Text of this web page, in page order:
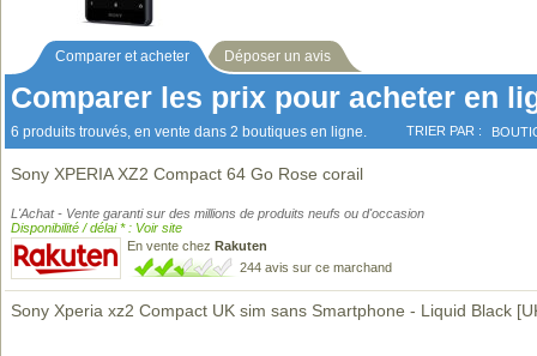
Comparer et acheter Déposer un avis
Comparer les prix pour acheter en
6 produits trouvés, en vente dans 2 boutiques en ligne. TRIER PAR :
Sony XPERIA XZ2 Compact 64 Go Rose corail
L'Achat - Vente garanti sur des millions de produits neufs ou d'occasion
Disponibilité / délai * : Voir site
En vente chez Rakuten
244 avis sur ce marchand
Sony Xperia xz2 Compact UK sim sans Smartphone - Liquid Black